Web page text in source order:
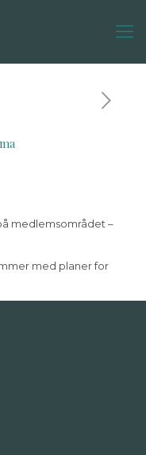
medlemsområdet –
med planer for